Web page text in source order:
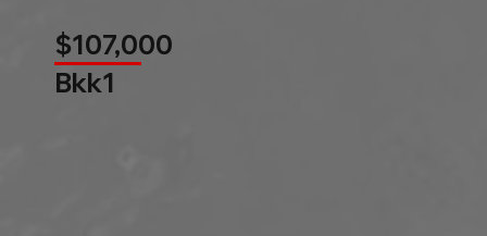
$107,000
Bkk1